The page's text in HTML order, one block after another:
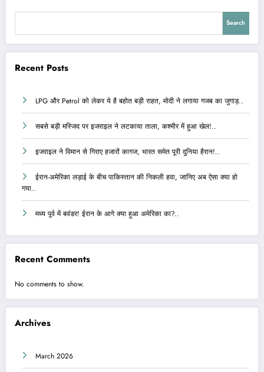
Search
Recent Posts
LPG और Petrol को लेकर ये है बहोत बड़ी राहत, मोदी ने लगाया गजब का जुगाड़..
सबसे बड़ी मस्जिद पर इजराइल ने लटकाया ताला, कश्मीर में हुआ खेल!..
इजराइल ने विमान से गिराए हजारों कागज, भारत समेत पूरी दुनिया हैरान!..
ईरान-अमेरिका लड़ाई के बीच पाकिस्तान की निकली हवा, जानिए अब ऐसा क्या हो
गया..
मध्य पूर्व में बवंडर! ईरान के आगे क्या हुआ अमेरिका का?..
Recent Comments
No comments to show.
Archives
March 2026